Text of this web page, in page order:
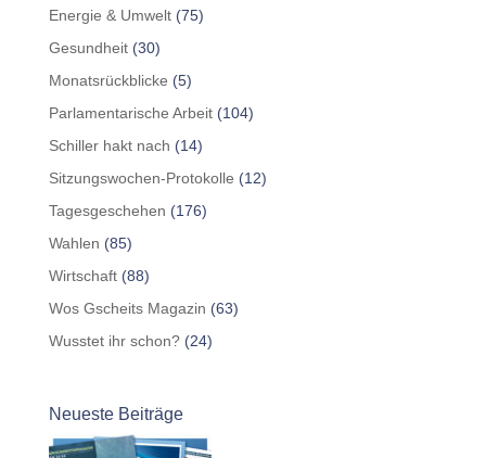
Energie & Umwelt(75)
Gesundheit(30)
Monatsrückblicke (5)
Parlamentarische Arbeit(104)
Schiller hakt nach (14)
Sitzungswochen-Protokolle (12)
Tagesgeschehen (176)
Wahlen (85)
Wirtschaft(88)
Wos Gscheits Magazin (63)
Wusstet ihr schon?(24)
Neueste Beiträge